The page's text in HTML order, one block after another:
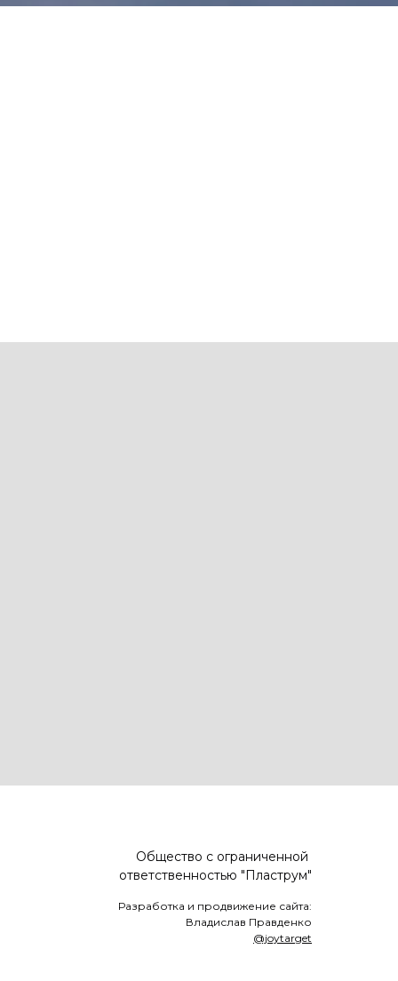
Общество с ограниченной
ответственностью "Пластрум"
Разработка и продвижение сайта:
Владислав Правденко
@joytarget